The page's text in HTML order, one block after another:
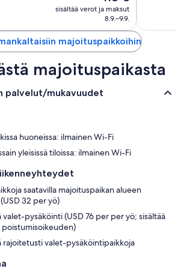
on
118 €
sisältää verot ja maksut
8.9.–9.9.
majoituspaikkoihin
majoituspaikasta
palvelut/mukavuudet
huoneissa: ilmainen Wi-Fi
yleisissä tiloissa: ilmainen Wi-Fi
saatavilla majoituspaikan alueen
32 per yö)
valet-pysäköinti (USD 76 per per yö; sisältää
poistumisoikeuden)
rajoitetusti valet-pysäköintipaikkoja